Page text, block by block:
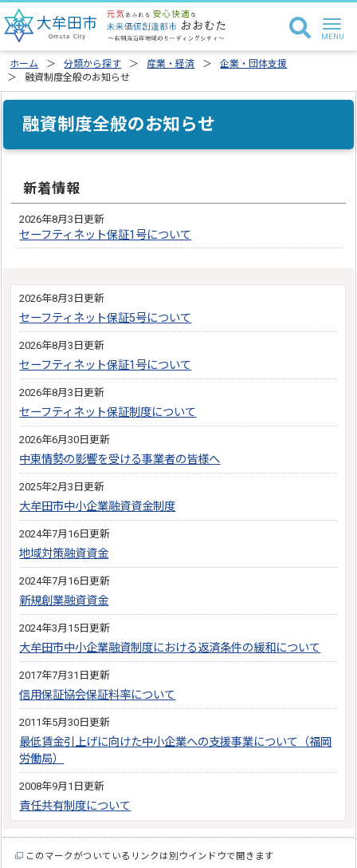
ホーム 分類から探す 産業・経済
企業・団体支援
融資制度全般のお知らせ
融資制度全般のお知らせ
新着情報
2026年8月3日更新
セーフティネット保証1号について
2026年8月3日更新
セーフティネット保証5号について
2026年8月3日更新
セーフティネット保証1号について
2026年8月3日更新
セーフティネット保証制度について
2026年6月30日更新
中東情勢の影響を受ける事業者の皆様へ
2025年2月3日更新
大牟田市中小企業融資資金制度
2024年7月16日更新
地域対策融資資金
2024年7月16日更新
新規創業融資資金
2024年3月15日更新
大牟田市中小企業融資制度における返済条件の緩和について
2017年7月31日更新
信用保証協会保証料率について
2011年5月30日更新
最低賃金引上げに向けた中小企業への支援事業について（福岡
労働局）
2008年9月1日更新
責任共有制度について
このマークがついているリンクは別ウインドウで開きます